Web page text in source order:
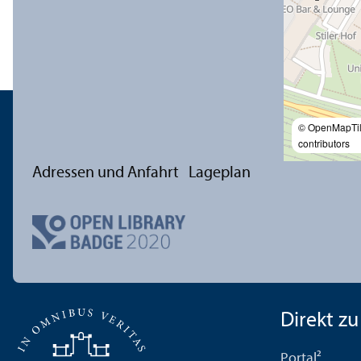
©
contributors
Adressen und Anfahrt Lageplan
Direkt zu